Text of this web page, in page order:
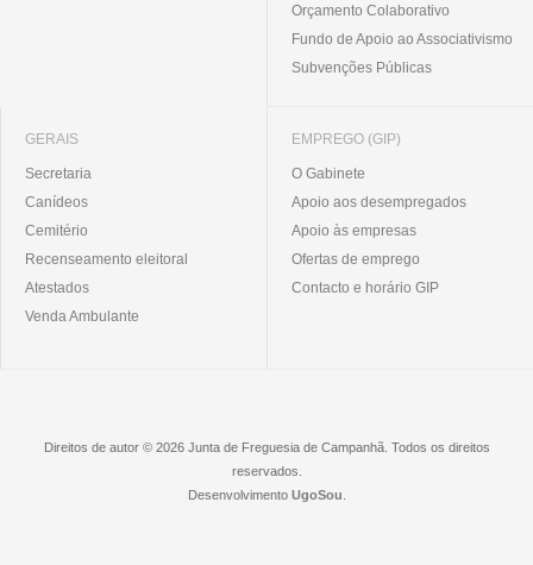
Orçamento Colaborativo
Fundo de Apoio ao Associativismo
Subvenções Públicas
GERAIS
Secretaria
Canídeos
Cemitério
Recenseamento eleitoral
Atestados
Venda Ambulante
EMPREGO (GIP)
O Gabinete
Apoio aos desempregados
Apoio às empresas
Ofertas de emprego
Contacto e horário GIP
Direitos de autor © 2026 Junta de Freguesia de Campanhã. Todos os direitos
reservados.
Desenvolvimento UgoSou